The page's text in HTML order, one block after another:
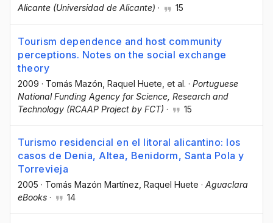
Alicante (Universidad de Alicante) · 15
Tourism dependence and host community
perceptions. Notes on the social exchange
theory
2009 · Tomás Mazón , Raquel Huete , et al. · Portuguese
National Funding Agency for Science, Research and
Technology (RCAAP Project by FCT) · 15
Turismo residencial en el litoral alicantino: los
casos de Denia, Altea, Benidorm, Santa Pola y
Torrevieja
2005 · Tomás Mazón Martínez , Raquel Huete · Aguaclara
eBooks · 14